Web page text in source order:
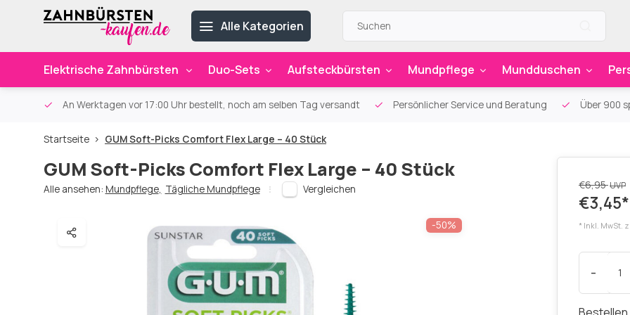
Alle Kategorien
Elektrische Zahnbürsten Duo-Sets Aufsteckbürsten Mundpflege Mundduschen
An Werktagen vor 17:00 Uhr bestellt, noch am selben Tag versandt Persönlicher Service und Beratung Über 900
Startseite GUM Soft-Picks Comfort Flex Large – 40 Stück
GUM Soft-Picks Comfort Flex Large – 40 Stück
Alle ansehen: Mundpflege, Tägliche Mundpflege Vergleichen
-50%
€6,95UVP
€3,45*
* Inkl. MwSt.
-